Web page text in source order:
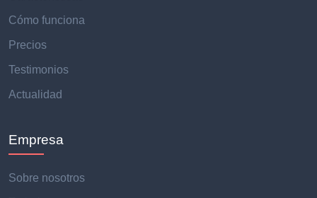
Cómo funciona
Precios
Testimonios
Actualidad
Empresa
Sobre nosotros